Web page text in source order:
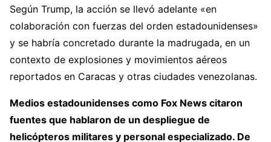
Según Trump, la acción se llevó adelante «en
colaboración con fuerzas del orden estadounidenses»
y se habría concretado durante la madrugada, en un
contexto de explosiones y movimientos aéreos
reportados en Caracas y otras ciudades venezolanas.
Medios estadounidenses como Fox News citaron
fuentes que hablaron de un despliegue de
helicópteros militares y personal especializado. De